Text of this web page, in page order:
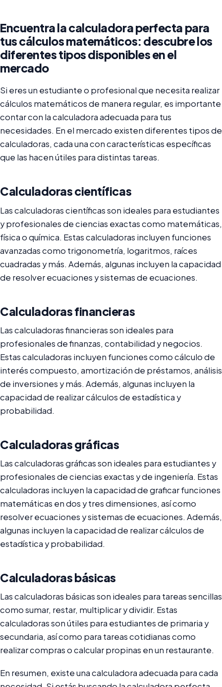
Encuentra la calculadora perfecta para
tus cálculos matemáticos: descubre los
diferentes tipos disponibles en el
mercado
Si eres un estudiante o profesional que necesita realizar
cálculos matemáticos de manera regular, es importante
contar con la calculadora adecuada para tus
necesidades. En el mercado existen diferentes tipos de
calculadoras, cada una con características específicas
que las hacen útiles para distintas tareas.
Calculadoras científicas
Las calculadoras científicas son ideales para estudiantes
y profesionales de ciencias exactas como matemáticas,
física o química. Estas calculadoras incluyen funciones
avanzadas como trigonometría, logaritmos, raíces
cuadradas y más. Además, algunas incluyen la capacidad
de resolver ecuaciones y sistemas de ecuaciones.
Calculadoras financieras
Las calculadoras financieras son ideales para
profesionales de finanzas, contabilidad y negocios.
Estas calculadoras incluyen funciones como cálculo de
interés compuesto, amortización de préstamos, análisis
de inversiones y más. Además, algunas incluyen la
capacidad de realizar cálculos de estadística y
probabilidad.
Calculadoras gráficas
Las calculadoras gráficas son ideales para estudiantes y
profesionales de ciencias exactas y de ingeniería. Estas
calculadoras incluyen la capacidad de graficar funciones
matemáticas en dos y tres dimensiones, así como
resolver ecuaciones y sistemas de ecuaciones. Además,
algunas incluyen la capacidad de realizar cálculos de
estadística y probabilidad.
Calculadoras básicas
Las calculadoras básicas son ideales para tareas sencillas
como sumar, restar, multiplicar y dividir. Estas
calculadoras son útiles para estudiantes de primaria y
secundaria, así como para tareas cotidianas como
realizar compras o calcular propinas en un restaurante.
En resumen, existe una calculadora adecuada para cada